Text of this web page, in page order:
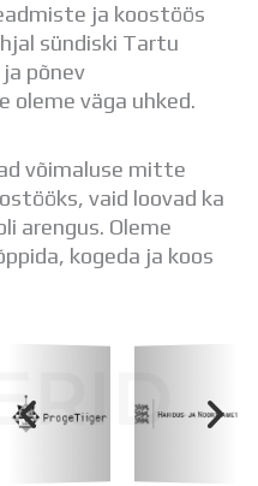
ja koostöös
sündiski Tartu
põnev
oleme väga uhked.
võimaluse mitte
vaid loovad ka
arengus. Oleme
kogeda ja koos